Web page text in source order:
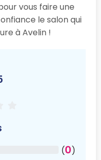
vous faire une
le salon qui
à Avelin !
(0)